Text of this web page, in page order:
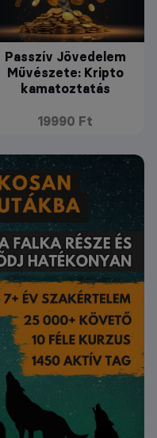
Passzív Jövedelem
Művészete: Kripto
kamatoztatás
19990 Ft